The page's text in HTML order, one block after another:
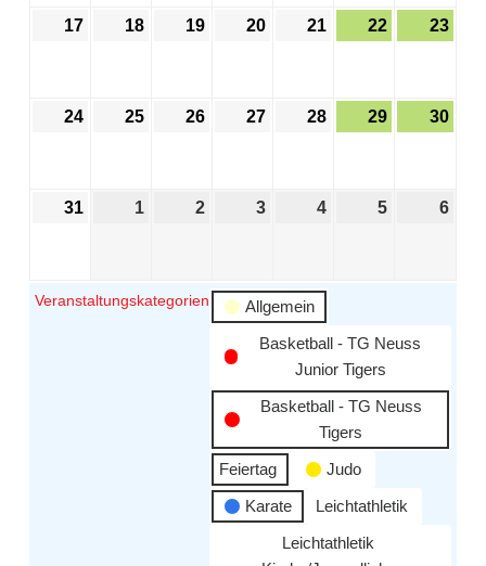
17 18 19 20 21 22 23
24 25 26 27 28 29 30
31 1 2 3 4 5 6
Veranstaltungskategorien
Allgemein
Basketball - TG Neuss
Junior Tigers
Basketball - TG Neuss
Tigers
Feiertag
Judo
Karate
Leichtathletik
Leichtathletik